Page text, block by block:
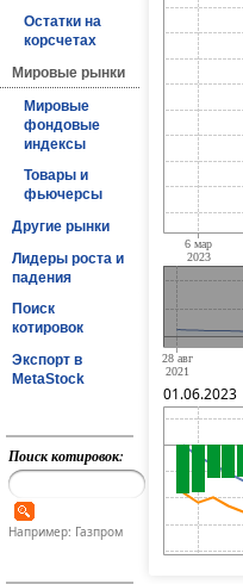
Остатки на
корсчетах
Мировые рынки
Мировые
фондовые
индексы
Товары и
фьючерсы
Другие рынки
Лидеры роста и
падения
Поиск
котировок
Экспорт в
MetaStock
Поиск котировок:
Например: Газпром
01.06.2023